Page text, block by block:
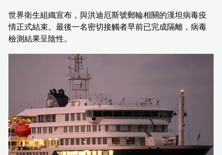
世界衛生組織宣布，與洪迪厄斯號郵輪相關的漢坦病毒疫
情正式結束。最後一名密切接觸者早前已完成隔離，病毒
檢測結果呈陰性。